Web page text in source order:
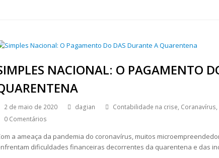
NACIONAL: O PAGAMENTO
2 de maio de 2020 dagian Contabilidade na crise, Coranavírus,
0 Comentários
a ameaça da pandemia do coronavírus, muitos
dificuldades financeiras decorrentes da quarentena e das